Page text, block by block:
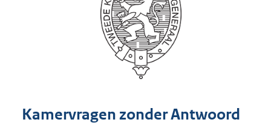
Kamervragen zonder Antwoord